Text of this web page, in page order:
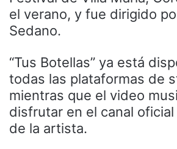
el verano, y fue dirigido
Sedano.
“Tus Botellas” ya está
todas las plataformas de
mientras que el video
disfrutar en el canal oficial
de la artista.